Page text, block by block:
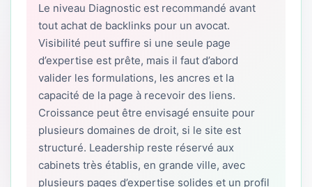
Le niveau Diagnostic est recommandé avant
tout achat de backlinks pour un avocat.
Visibilité peut suffire si une seule page
d’expertise est prête, mais il faut d’abord
valider les formulations, les ancres et la
capacité de la page à recevoir des liens.
Croissance peut être envisagé ensuite pour
plusieurs domaines de droit, si le site est
structuré. Leadership reste réservé aux
cabinets très établis, en grande ville, avec
plusieurs pages d’expertise solides et un profil